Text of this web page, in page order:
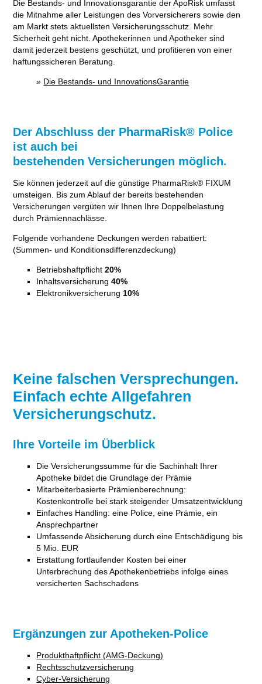
Die Bestands- und Innovationsgarantie der ApoRisk umfasst
die Mitnahme aller Leistungen des Vorversicherers sowie den
am Markt stets aktuellsten Versicherungsschutz. Mehr
Sicherheit geht nicht. Apothekerinnen und Apotheker sind
damit jederzeit bestens geschützt, und profitieren von einer
haftungssicheren Beratung.
» Die Bestands- und InnovationsGarantie
Der Abschluss der PharmaRisk® Police
ist auch bei
bestehenden Versicherungen möglich.
Sie können jederzeit auf die günstige PharmaRisk® FIXUM
umsteigen. Bis zum Ablauf der bereits bestehenden
Versicherungen vergüten wir Ihnen Ihre Doppelbelastung
durch Prämiennachlässe.
Folgende vorhandene Deckungen werden rabattiert:
(Summen- und Konditionsdifferenzdeckung)
Betriebshaftpflicht20%
Inhaltsversicherung40%
Elektronikversicherung 10%
Keine falschen Versprechungen.
Einfach echte Allgefahren
Versicherungschutz.
Ihre Vorteile im Überblick
Die Versicherungssumme für die Sachinhalt Ihrer
Apotheke bildet die Grundlage der Prämie
Mitarbeiterbasierte Prämienberechnung:
Kostenkontrolle bei stark steigender Umsatzentwicklung
Einfaches Handling: eine Police, eine Prämie, ein
Ansprechpartner
Umfassende Absicherung durch eine Entschädigung bis
5 Mio. EUR
Erstattung fortlaufender Kosten bei einer
Unterbrechung des Apothekenbetriebs infolge eines
versicherten Sachschadens
Ergänzungen zur Apotheken-Police
Produkthaftpflicht (AMG-Deckung)
Rechtsschutzversicherung
Cyber-Versicherung